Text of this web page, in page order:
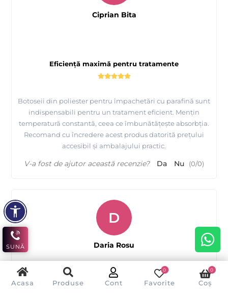
Acasa Produse Cont Favorite
0
Coș
0
Eficiență maximă pentru tratamente
Botoseii din poliester pentru împachetări cu parafină sunt
indispensabili pentru un tratament eficient. Mențin
temperatură constantă, ceea ce îmbunătățește absorbția.
Recomand cu încredere acest produs datorită prețului
accesibil și ambalajului practic.
Ciprian Bita
V-a fost de ajutor această recenzie? Da Nu (0/0)
D
Daria Rosu
SUNĂ